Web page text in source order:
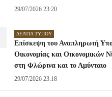
29/07/2026 23:20
ΔΕΛΤΊΑ ΤΎΠΟΥ
Επίσκεψη του Αναπληρωτή
Οικονομίας και Οικονομικών
στη Φλώρινα και το Αμύνταιο
29/07/2026 23:18